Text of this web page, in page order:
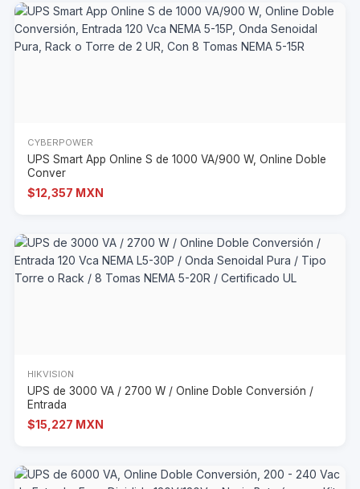
CYBERPOWER
UPS Smart App Online S de 1000 VA/900 W, Online Doble
Conver
$12,357 MXN
HIKVISION
UPS de 3000 VA / 2700 W / Online Doble Conversión /
Entrada
$15,227 MXN